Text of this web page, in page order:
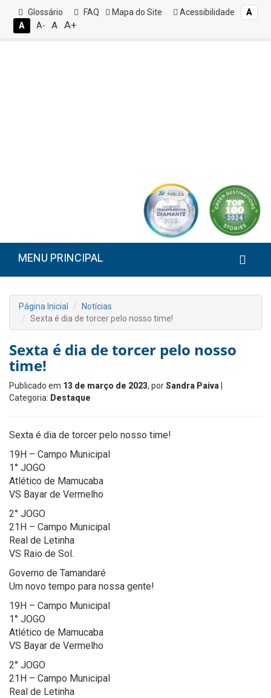
Glossário FAQ Mapa do Site Acessibilidade
A
A
A- A A+
MENU PRINCIPAL
Página Inicial
Notícias
Sexta é dia de torcer pelo nosso time!
Sexta é dia de torcer pelo nosso
time!
Publicado em 13 de março de 2023, porSandra Paiva
Categoria: Destaque
Sexta é dia de torcer pelo nosso time!
19H – Campo Municipal
1° JOGO
Atlético de Mamucaba
VS Bayar de Vermelho
2° JOGO
21H – Campo Municipal
Real de Letinha
VS Raio de Sol.
Governo de Tamandaré
Um novo tempo para nossa gente!
19H – Campo Municipal
1° JOGO
Atlético de Mamucaba
VS Bayar de Vermelho
2° JOGO
21H – Campo Municipal
Real de Letinha